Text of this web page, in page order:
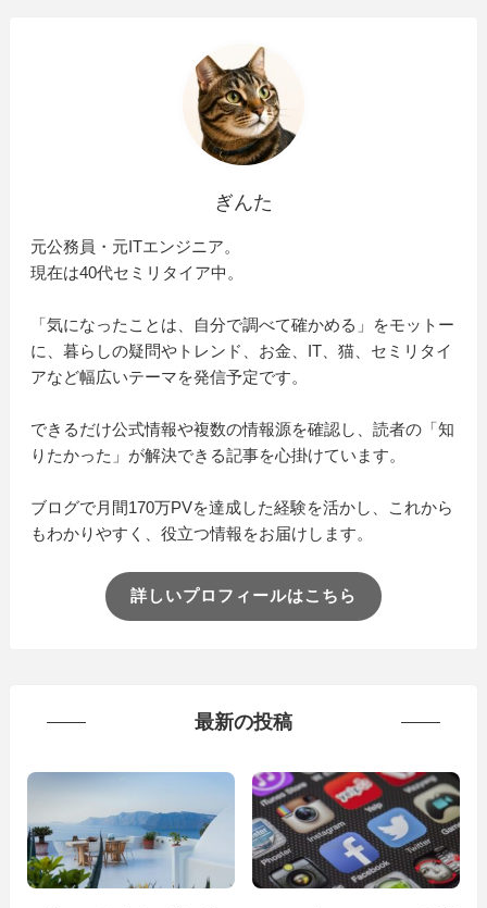
ぎんた
元公務員・元ITエンジニア。
現在は40代セミリタイア中。
「気になったことは、自分で調べて確かめる」をモットー
に、暮らしの疑問やトレンド、お金、IT、猫、セミリタイ
アなど幅広いテーマを発信予定です。
できるだけ公式情報や複数の情報源を確認し、読者の「知
りたかった」が解決できる記事を心掛けています。
ブログで月間170万PVを達成した経験を活かし、これから
もわかりやすく、役立つ情報をお届けします。
詳しいプロフィールはこちら
最新の投稿